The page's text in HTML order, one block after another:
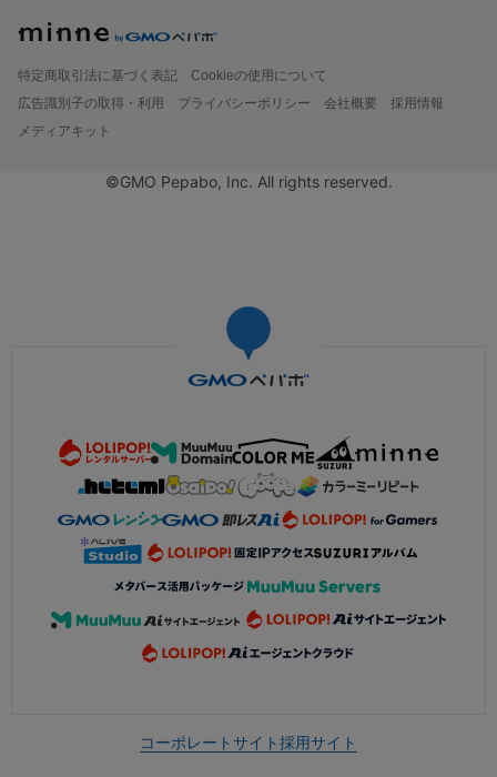
特定商取引法に基づく表記
Cookieの使用について
広告識別子の取得・利用
プライバシーポリシー 会社概要
採用情報
メディアキット
©GMO Pepabo, Inc. All rights reserved.
コーポレートサイト採用サイト